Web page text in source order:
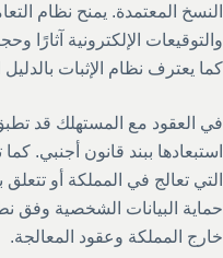
النسخ المعتمدة. يمنح نظام
والتوقيعات الإلكترونية
كما يعترف نظام الإثبات
في العقود مع المستهلك قد
استبعادها ببند قانون أجنبي.
التي تعالج في المملكة أو
حماية البيانات الشخصية وفق
خارج المملكة وعقود المعالجة.